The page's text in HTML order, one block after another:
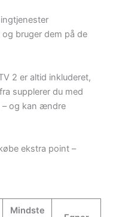
bruger dem på de
2 er altid inkluderet,
supplerer du med
– og kan ændre
ekstra point –
Mindste